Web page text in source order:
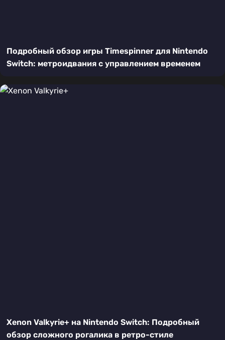
Подробный обзор игры Timespinner для Nintendo
Switch: метроидвания с управлением временем
Xenon Valkyrie+ на Nintendo Switch: Подробный
обзор сложного рогалика в ретро-стиле